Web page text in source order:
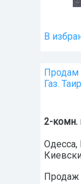
В
Продам
Газ.
2-комн.
Одесса,
Продаж